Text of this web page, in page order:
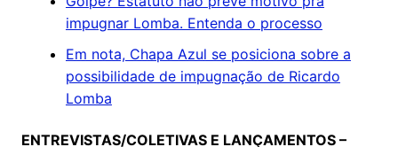
impugnar Lomba. Entenda o processo
Em nota, Chapa Azul se posiciona sobre a
possibilidade de impugnação de Ricardo
Lomba
ENTREVISTAS/COLETIVAS E LANÇAMENTOS –